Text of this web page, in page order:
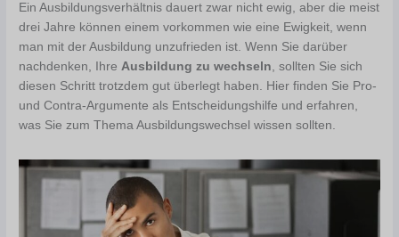
Ein Ausbildungsverhältnis dauert zwar nicht ewig, aber die meist
drei Jahre können einem vorkommen wie eine Ewigkeit, wenn
man mit der Ausbildung unzufrieden ist. Wenn Sie darüber
nachdenken, IhreAusbildung zu wechseln, sollten Sie sich
diesen Schritt trotzdem gut überlegt haben. Hier finden Sie Pro-
und Contra-Argumente als Entscheidungshilfe und erfahren,
was Sie zum Thema Ausbildungswechsel wissen sollten.